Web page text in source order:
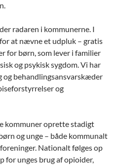
radaren i kommunerne. I
at nævne et udpluk – gratis
for børn, som lever i familier
og psykisk sygdom. Vi har
behandlingsansvarskæder
og
kommuner oprette stadigt
og unge – både kommunalt
Nationalt følges op
for unges brug af opioider,